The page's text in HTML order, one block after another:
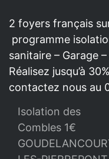
2 foyers français
programme
sanitaire – Garage
Réalisez jusqu’à
contactez nous au
Isolation des
Combles 1€